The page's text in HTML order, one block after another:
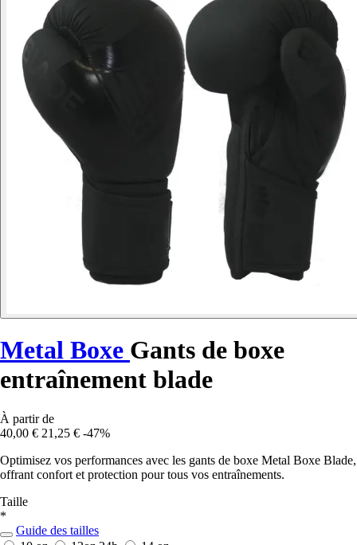
Metal Boxe Gants de boxe
entraînement blade
À partir de
40,00 € 21,25 € -47%
Optimisez vos performances avec les gants de boxe Metal Boxe Blade,
offrant confort et protection pour tous vos entraînements.
Taille
*
Guide des tailles